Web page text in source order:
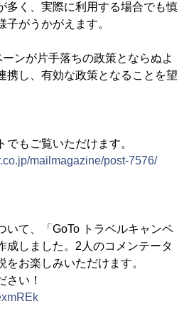
多く、実際に利用する場合でも慎
がうかがえます。
ンが片手落ちの政策とならぬよ
携し、有効な政策となることを望
もご覧いただけます。
mailmagazine/post-7576/
いて、「GoTo トラベルキャンペ
成しました。2人のコメンテータ
お楽しみいただけます。
さい！